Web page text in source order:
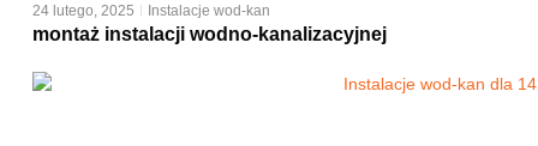
24 lutego, 2025 Instalacje wod-kan
montaż instalacji wodno-kanalizacyjnej